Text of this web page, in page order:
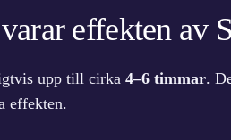
effekten av
upp till cirka 4–6 timmar.
effekten.